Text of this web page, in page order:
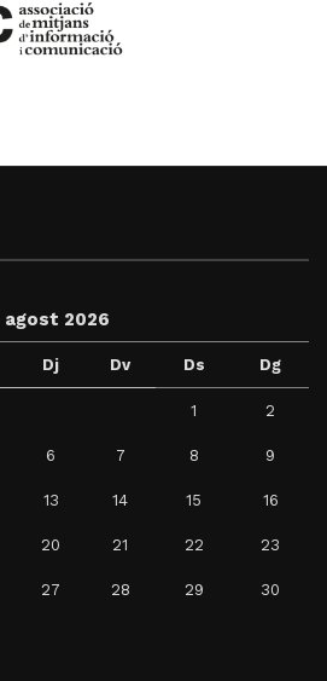
agost 2026
Dj Dv Ds Dg
1 2
6 7 8 9
13 14 15 16
20 21 22 23
27 28 29 30